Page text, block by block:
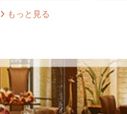
もっと見る